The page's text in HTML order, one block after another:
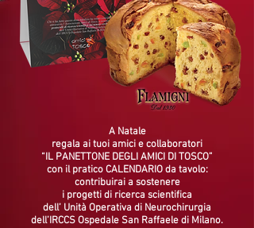
A Natale
regala ai tuoi amici e collaboratori
“IL PANETTONE DEGLI AMICI DI TOSCO”
con il praticoCALENDARIOda tavolo:
contribuirai a sostenere
i progetti di ricerca scientifica
dell’ Unità Operativa di Neurochirurgia
dell’IRCCS Ospedale San Raffaele di Milano.